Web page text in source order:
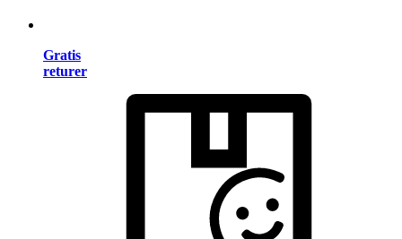
Gratis
returer